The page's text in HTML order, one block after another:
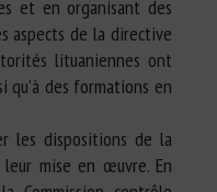
et en organisant des
aspects de la directive
lituaniennes ont
des formations en
les dispositions de la
mise en œuvre. En